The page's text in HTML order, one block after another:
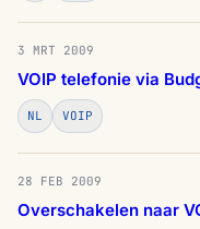
3 MRT 2009
VOIP telefonie via
NL VOIP
28 FEB 2009
Overschakelen naar